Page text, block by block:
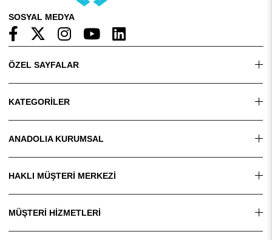
SOSYAL MEDYA
ÖZEL SAYFALAR
KATEGORİLER
ANADOLIA KURUMSAL
HAKLI MÜŞTERİ MERKEZİ
MÜŞTERİ HİZMETLERİ